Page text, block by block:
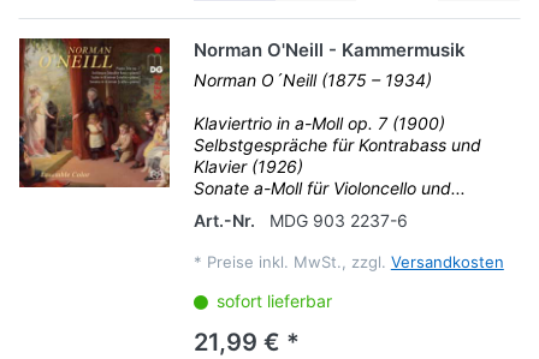
Norman O'Neill - Kammermusik
Norman O´Neill (1875 – 1934)
Klaviertrio in a-Moll op. 7 (1900)
Selbstgespräche für Kontrabass und
Klavier (1926)
Sonate a-Moll für Violoncello und...
Art.-Nr.
MDG 903 2237-6
* Preise inkl. MwSt., zzgl. Versandkosten
sofort lieferbar
21,99 € *